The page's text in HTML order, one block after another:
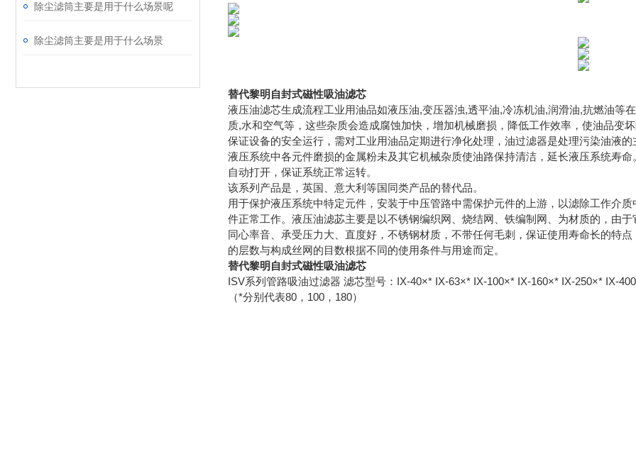
除尘滤筒主要是用于什么场景呢
除尘滤筒主要是用于什么场景
替代黎明自封式磁性吸油滤芯
液压油滤芯生成流程工业用油品如液压油,变压器浊,透平油,冷冻机油,润滑油,抗燃油等
质,水和空气等，这些杂质会造成腐蚀加快，增加机械磨损，降低工作效率，使油品变
保证设备的安全运行，需对工业用油品定期进行净化处理，油过滤器是处理污染油液
液压系统中各元件磨损的金属粉未及其它机械杂质使油路保持清洁，延长液压系统寿
自动打开，保证系统正常运转。
该系列产品是，英国、意大利等国同类产品的替代品。
用于保护液压系统中特定元件，安装于中压管路中需保护元件的上游，以滤除工作介
件正常工作。液压油滤苾主要是以不锈钢编织网、烧结网、铁编制网、为材质的，由
同心率音、承受压力大、直度好，不锈钢材质，不带任何毛刺，保证使用寿命长的特
的层数与构成丝网的目数根据不同的使用条件与用途而定。
替代黎明自封式磁性吸油滤芯
ISV系列管路吸油过滤器 滤芯型号：IX-40×* IX-63×* IX-100×* IX-160×* IX-250×* IX-
（*分别代表80，100，180）